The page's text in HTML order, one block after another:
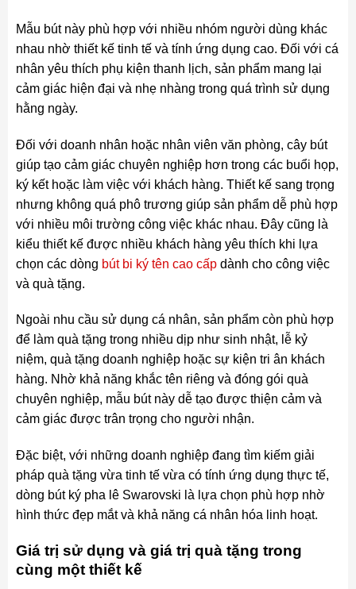
Mẫu bút này phù hợp với nhiều nhóm người dùng khác
nhau nhờ thiết kế tinh tế và tính ứng dụng cao. Đối với cá
nhân yêu thích phụ kiện thanh lịch, sản phẩm mang lại
cảm giác hiện đại và nhẹ nhàng trong quá trình sử dụng
hằng ngày.
Đối với doanh nhân hoặc nhân viên văn phòng, cây bút
giúp tạo cảm giác chuyên nghiệp hơn trong các buổi họp,
ký kết hoặc làm việc với khách hàng. Thiết kế sang trọng
nhưng không quá phô trương giúp sản phẩm dễ phù hợp
với nhiều môi trường công việc khác nhau. Đây cũng là
kiểu thiết kế được nhiều khách hàng yêu thích khi lựa
chọn các dòng bút bi ký tên cao cấpdành cho công việc
và quà tặng.
Ngoài nhu cầu sử dụng cá nhân, sản phẩm còn phù hợp
để làm quà tặng trong nhiều dịp như sinh nhật, lễ kỷ
niệm, quà tặng doanh nghiệp hoặc sự kiện tri ân khách
hàng. Nhờ khả năng khắc tên riêng và đóng gói quà
chuyên nghiệp, mẫu bút này dễ tạo được thiện cảm và
cảm giác được trân trọng cho người nhận.
Đặc biệt, với những doanh nghiệp đang tìm kiếm giải
pháp quà tặng vừa tinh tế vừa có tính ứng dụng thực tế,
dòng bút ký pha lê Swarovski là lựa chọn phù hợp nhờ
hình thức đẹp mắt và khả năng cá nhân hóa linh hoạt.
Giá trị sử dụng và giá trị quà tặng trong
cùng một thiết kế